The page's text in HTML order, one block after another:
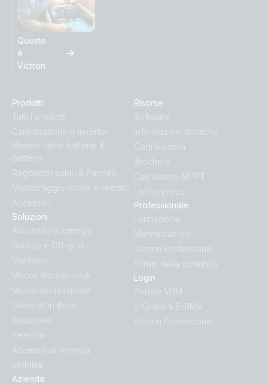
Questo
è
Victron
Prodotti
Tutti i prodotti
Caricabatterie e inverter
Monitor delle batterie &
batterie
Regolatori solari & Pannelli
Monitoraggio locale e remoto
Accessori
Soluzioni
Accumulo di energia
Backup e Off-grid
Marittimo
Veicoli Ricreazionali
Veicoli professionali
Generatori ibridi
Industriale
Telecom
Accesso all'energia
Mobilità
Azienda
Risorse
Software
Informazioni tecniche
Certificazioni
Brochure
Calcolatore MPPT
Listino prezzi
Professionale
Formazione
Manifestazioni
Victron Professional
Forum della comunità
Login
Portale VRM
E-Order & E-RMA
Victron Professional